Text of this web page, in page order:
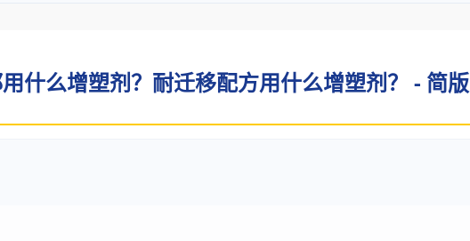
什么增塑剂？耐迁移配方用什么增塑剂？ - 简版